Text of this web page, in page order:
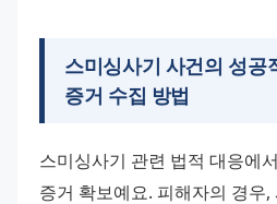
스미싱사기 사건의 성공
증거 수집 방법
스미싱사기 관련 법적 대응에
증거 확보예요. 피해자의 경우